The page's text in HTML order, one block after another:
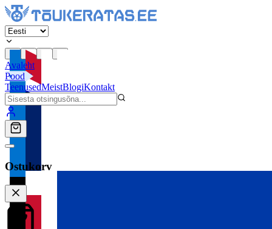
Avaleht
Pood
TeenusedMeistBlogiKontakt
Ostukorv